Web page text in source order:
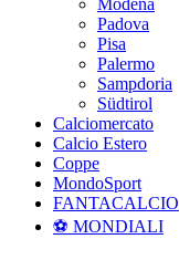
Modena
Padova
Pisa
Palermo
Sampdoria
Südtirol
Calciomercato
Calcio Estero
Coppe
MondoSport
FANTACALCIO
⚽️ MONDIALI